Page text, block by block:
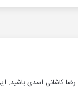
كاشانی اسدی باشید.